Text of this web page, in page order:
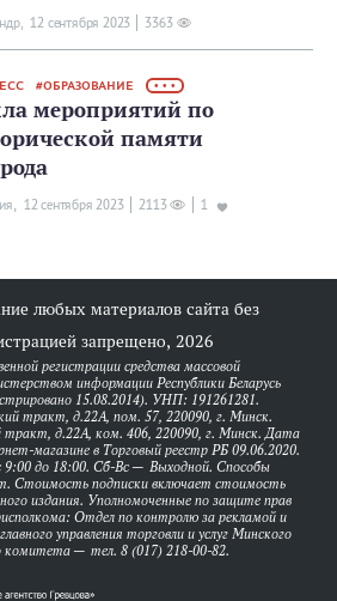
12 сентября 2023 3363
ОБРАЗОВАНИЕ • • •
мероприятий по
памяти
12 сентября 2023 2113 1
любых материалов сайта без
запрещено, 2026
регистрации средства массовой
информации Республики Беларусь
15.08.2014). УНП: 191261281.
тракт, д.22А, пом. 57, 220090, г. Минск.
тракт, д.22А, ком. 406, 220090, г. Минск. Дата
магазине в Торговый реестр РБ 09.06.2020.
до 18:00. Сб-Вс — Выходной. Способы
Стоимость подписки включает стоимость
издания. Уполномоченные по защите прав
Отдел по контролю за рекламой и
управления торговли и услуг Минского
комитета — тел. 8 (017) 218-00-82.